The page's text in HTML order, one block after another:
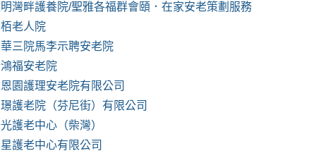
灣畔護養院/聖雅各福群會頤．在家安老策劃服務
老人院
三院馬李示聘安老院
福安老院
園護理安老院有限公司
護老院（芬尼街）有限公司
護老中心（柴灣）
護老中心有限公司